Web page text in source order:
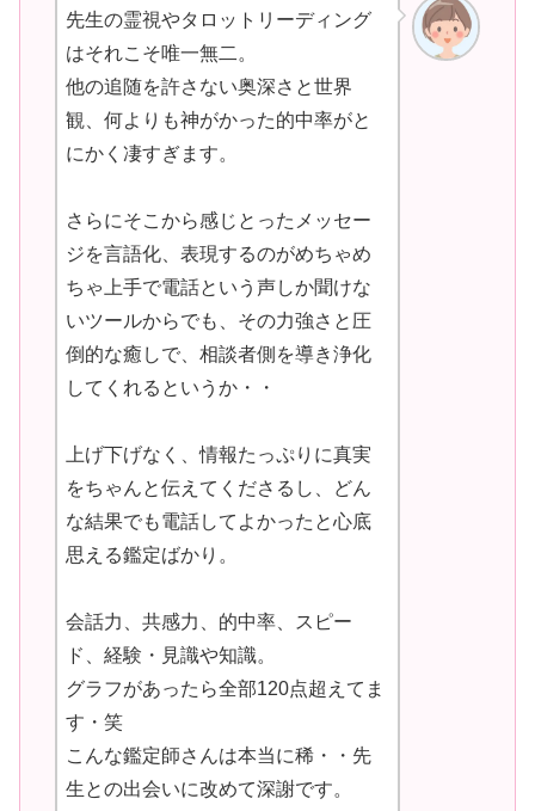
先生の霊視やタロットリーディング
はそれこそ唯一無二。
他の追随を許さない奥深さと世界
観、何よりも神がかった的中率がと
にかく凄すぎます。
さらにそこから感じとったメッセー
ジを言語化、表現するのがめちゃめ
ちゃ上手で電話という声しか聞けな
いツールからでも、その力強さと圧
倒的な癒しで、相談者側を導き浄化
してくれるというか・・
上げ下げなく、情報たっぷりに真実
をちゃんと伝えてくださるし、どん
な結果でも電話してよかったと心底
思える鑑定ばかり。
会話力、共感力、的中率、スピー
ド、経験・見識や知識。
グラフがあったら全部120点超えてま
す・笑
こんな鑑定師さんは本当に稀・・先
生との出会いに改めて深謝です。